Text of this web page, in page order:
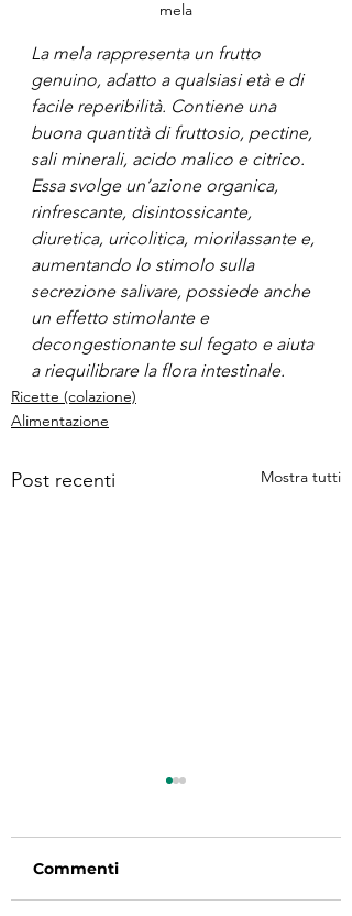
mela
La mela rappresenta un frutto
genuino, adatto a qualsiasi età e di
facile reperibilità. Contiene una
buona quantità di fruttosio, pectine,
sali minerali, acido malico e citrico.
Essa svolge un’azione organica,
rinfrescante, disintossicante,
diuretica, uricolitica, miorilassante e,
aumentando lo stimolo sulla
secrezione salivare, possiede anche
un effetto stimolante e
decongestionante sul fegato e aiuta
a riequilibrare la flora intestinale.
Ricette (colazione)
Alimentazione
Post recenti Mostra tutti
Commenti